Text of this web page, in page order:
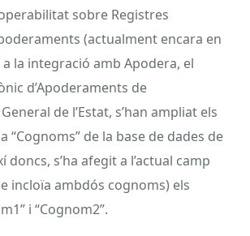
sobre Registres
(actualment encara en
la integració amb Apodera, el
d’Apoderaments de
de l’Estat, s’han ampliat els
“Cognoms” de la base de dades de
doncs, s’ha afegit a l’actual camp
incloïa ambdós cognoms) els
i “Cognom2”.